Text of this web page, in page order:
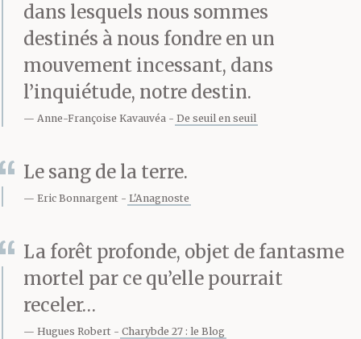
des superstitions
marquantes de
l’enfance, des croyances
en la survie de l’âme : de
ensevelissait les
avec scarabées, coupes,
vases, statuettes,
amulettes et bijoux, je
dans lesquels nous sommes
destinés à nous fondre en un
mouvement incessant, dans
l’inquiétude, notre destin.
Anne-Françoise Kavauvéa De seuil en seuil
Le sang de la terre.
Eric Bonnargent L'Anagnoste
La forêt profonde, objet de fantasme
mortel par ce qu’elle pourrait
receler…
Hugues Robert Charybde 27 : le Blog